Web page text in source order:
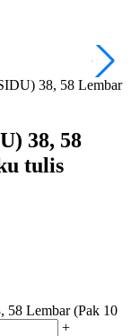
38, 58 Lembar
38, 58
tulis
58 Lembar (Pak 10
+